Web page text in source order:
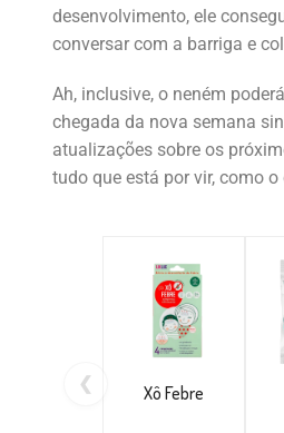
desenvolvimento, ele
conversar com a barriga e
Ah, inclusive, o neném
chegada da nova semana
atualizações sobre os
tudo que está por vir, como
❮ Xô Febre